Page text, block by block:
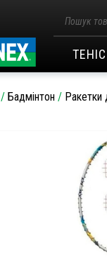
товарів
ТЕНІС
/ Бадмінтон / Ракетки